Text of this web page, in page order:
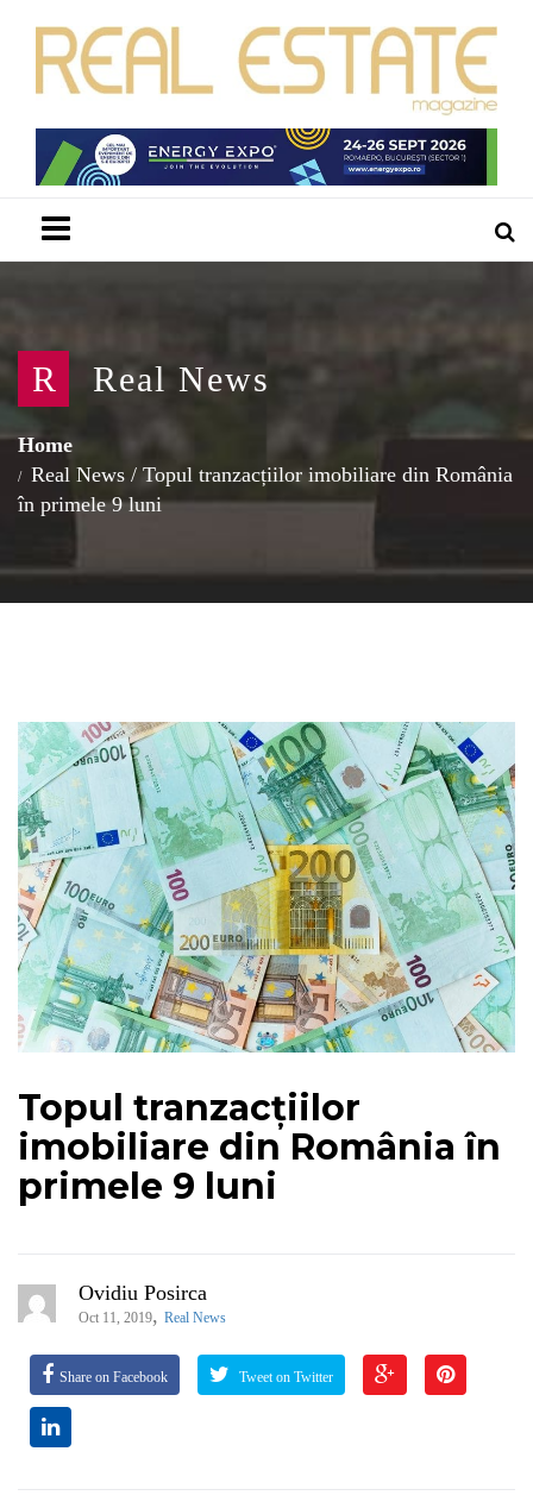
R Real News
Home
Real News / Topul tranzacțiilor imobiliare din România
în primele 9 luni
Topul tranzacțiilor
imobiliare din România în
primele 9 luni
Ovidiu Posirca
Oct 11, 2019, Real News
Share on Facebook Tweet on Twitter